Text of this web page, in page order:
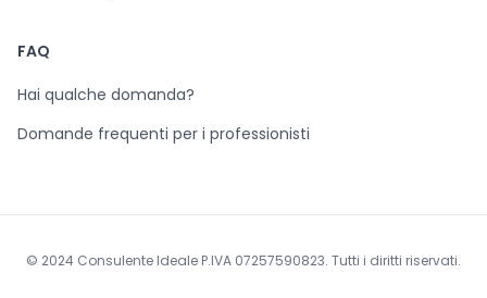
FAQ
Hai qualche domanda?
Domande frequenti per i professionisti
© 2024 Consulente Ideale P.IVA 07257590823. Tutti i diritti riservati.